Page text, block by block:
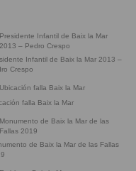
Infantil de Baix la Mar 2013 –
Crespo
falla Baix la Mar
de Baix la Mar de las Fallas